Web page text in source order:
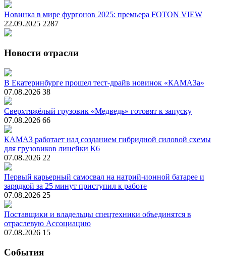
Новинка в мире фургонов 2025: премьера FOTON VIEW
22.09.2025 2287
Новости отрасли
В Екатеринбурге прошел тест-драйв новинок «КАМАЗа»
07.08.2026 38
Сверхтяжёлый грузовик «Медведь» готовят к запуску
07.08.2026 66
КАМАЗ работает над созданием гибридной силовой схемы
для грузовиков линейки К6
07.08.2026 22
Первый карьерный самосвал на натрий-ионной батарее и
зарядкой за 25 минут приступил к работе
07.08.2026 25
Поставщики и владельцы спецтехники объединятся в
отраслевую Ассоциацию
07.08.2026 15
События